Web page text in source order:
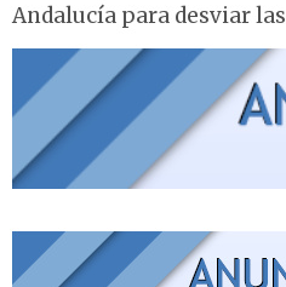
Andalucía para desviar